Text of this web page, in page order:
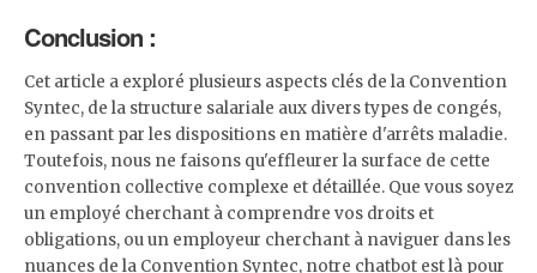
Conclusion :
Cet article a exploré plusieurs aspects clés de la Convention
Syntec, de la structure salariale aux divers types de congés,
en passant par les dispositions en matière d'arrêts maladie.
Toutefois, nous ne faisons qu'effleurer la surface de cette
convention collective complexe et détaillée. Que vous soyez
un employé cherchant à comprendre vos droits et
obligations, ou un employeur cherchant à naviguer dans les
nuances de la Convention Syntec, notre chatbot est là pour